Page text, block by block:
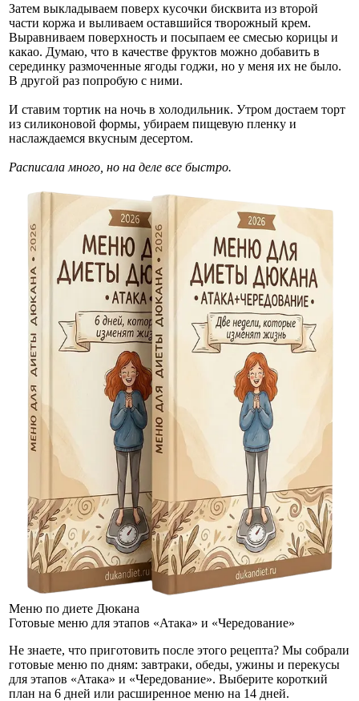
Затем выкладываем поверх кусочки бисквита из второй
части коржа и выливаем оставшийся творожный крем.
Выравниваем поверхность и посыпаем ее смесью корицы и
какао. Думаю, что в качестве фруктов можно добавить в
серединку размоченные ягоды годжи, но у меня их не было.
В другой раз попробую с ними.
И ставим тортик на ночь в холодильник. Утром достаем торт
из силиконовой формы, убираем пищевую пленку и
наслаждаемся вкусным десертом.
Расписала много, но на деле все быстро.
Меню по диете Дюкана
Готовые меню для этапов «Атака» и «Чередование»
Не знаете, что приготовить после этого рецепта? Мы собрали
готовые меню по дням: завтраки, обеды, ужины и перекусы
для этапов «Атака» и «Чередование». Выберите короткий
план на 6 дней или расширенное меню на 14 дней.